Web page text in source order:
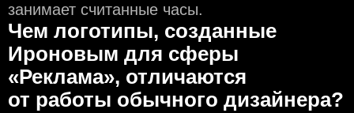
занимает считанные часы.
Чем логотипы, созданные
Ироновым для сферы
«Реклама», отличаются
от работы обычного дизайнера?